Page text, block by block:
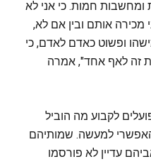
חמות. כי אני לא
מכירה אותם ובין אם לא,
ופשוט כאדם לאדם, כי
זה לאף אחד", אמרה
לקבוע מה הוביל
למעשה. שמותיהם
עדיין לא פורסמו